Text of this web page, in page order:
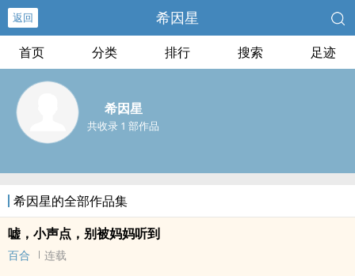
返回 希因星
首页 分类 排行 搜索 足迹
希因星
共收录 1 部作品
希因星的全部作品集
嘘，小声点，别被妈妈听到
百合 连载